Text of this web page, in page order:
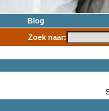
Blog
Zoek naar: